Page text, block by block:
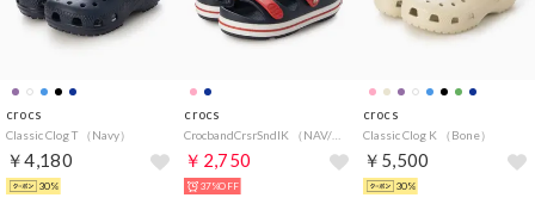
crocs
Classic Clog T （Navy）
￥4,180
30%
crocs
￥2,750
37%OFF
crocs
Classic Clog K （Bone）
￥5,500
30%